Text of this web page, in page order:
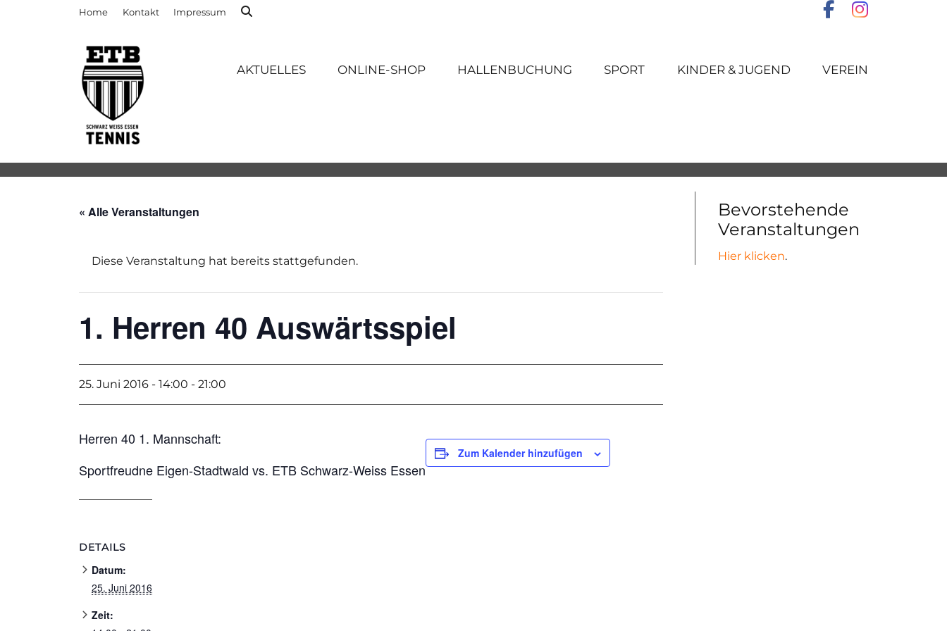
Home Kontakt Impressum
AKTUELLES ONLINE-SHOP HALLENBUCHUNG SPORT KINDER & JUGEND VEREIN
« Alle Veranstaltungen
Diese Veranstaltung hat bereits stattgefunden.
1. Herren 40 Auswärtsspiel
25. Juni 2016 - 14:00 - 21:00
Herren 40 1. Mannschaft:
Sportfreudne Eigen-Stadtwald vs. ETB Schwarz-Weiss Essen
Zum Kalender hinzufügen
DETAILS
Datum:
25. Juni 2016
Zeit:
Bevorstehende
Veranstaltungen
Hier klicken.